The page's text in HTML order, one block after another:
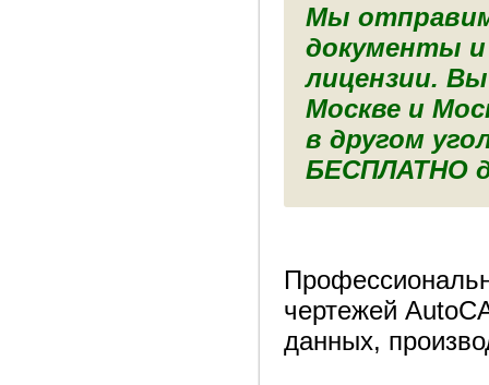
Мы
документы
лицензии.
Москве и
в другом
БЕСПЛАТНО
чертежей
данных,